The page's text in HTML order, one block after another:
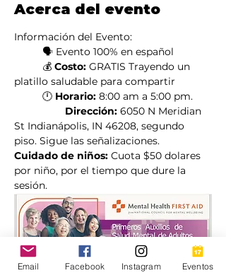
Acerca del evento
Información del Evento:
	🗣️ Evento 100% en español
	💰
Costo: GRATIS Trayendo un
platillo saludable para compartir
	🕛
Horario: 8:00 am a 5:00 pm.
                  Dirección:
6050 N Meridian
St Indianápolis, IN 46208, segundo
piso. Sigue las señalizaciones.
Cuidado de niños: Cuota $50 dolares
por niño, por el tiempo que dure la
sesión.
Email Facebook Instagram Eventos